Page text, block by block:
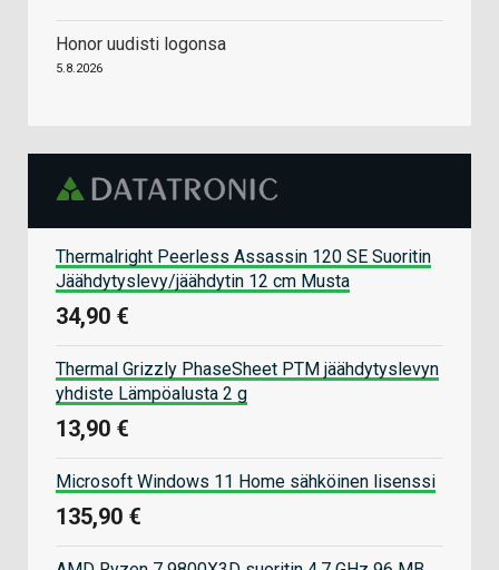
Honor uudisti logonsa
5.8.2026
Thermalright Peerless Assassin 120 SE Suoritin
Jäähdytyslevy/jäähdytin 12 cm Musta
34,90 €
Thermal Grizzly PhaseSheet PTM jäähdytyslevyn
yhdiste Lämpöalusta 2 g
13,90 €
Microsoft Windows 11 Home sähköinen lisenssi
135,90 €